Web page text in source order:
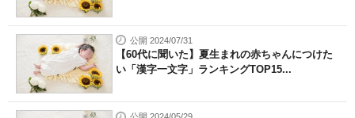
公開 2024/07/31
【60代に聞いた】夏生まれの赤ちゃんにつけた
い「漢字一文字」ランキングTOP15...